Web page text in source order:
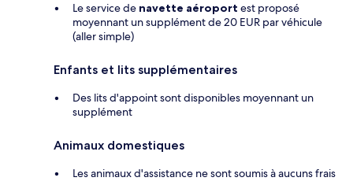
Le service de navette aéroport est proposé
moyennant un supplément de 20 EUR par véhicule
(aller simple)
Enfants et lits supplémentaires
Des lits d'appoint sont disponibles moyennant un
supplément
Animaux domestiques
Les animaux d'assistance ne sont soumis à aucuns frais